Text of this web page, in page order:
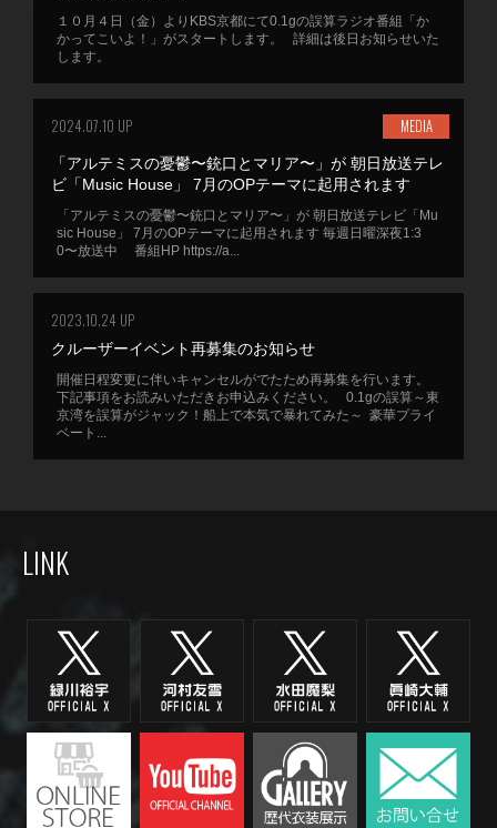
１０月４日（金）よりKBS京都にて0.1gの誤算ラジオ番組「か
かってこいよ！」がスタートします。 詳細は後日お知らせいた
します。
2024.07.10 UP MEDIA
「アルテミスの憂鬱〜銃口とマリア〜」が 朝日放送テレ
ビ「Music House」 7月のOPテーマに起用されます
「アルテミスの憂鬱〜銃口とマリア〜」が 朝日放送テレビ「Mu
sic House」 7月のOPテーマに起用されます 毎週日曜深夜1:3
0〜放送中 番組HP https://a...
2023.10.24 UP
クルーザーイベント再募集のお知らせ
開催日程変更に伴いキャンセルがでたため再募集を行います。
下記事項をお読みいただきお申込みください。 0.1gの誤算～東
京湾を誤算がジャック！船上で本気で暴れてみた～ 豪華プライ
ベート...
LINK